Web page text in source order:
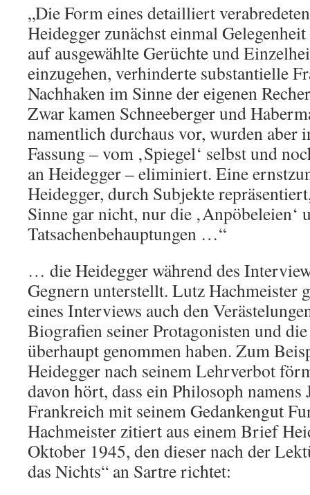
„Die Form eines detailliert
Heidegger zunächst einmal
auf ausgewählte Gerüchte und
einzugehen, verhinderte substantielle
Nachhaken im Sinne der eigenen
Zwar kamen Schneeberger und
namentlich durchaus vor, wurden aber
Fassung – vom ‚Spiegel‘ selbst und
an Heidegger – eliminiert. Eine
Heidegger, durch Subjekte
Sinne gar nicht, nur die ‚Anpöbeleien‘
Tatsachenbehauptungen …“
… die Heidegger während des
Gegnern unterstellt. Lutz Hachmeister
eines Interviews auch den
Biografien seiner Protagonisten und
überhaupt genommen haben. Zum
Heidegger nach seinem Lehrverbot
davon hört, dass ein Philosoph namens
Frankreich mit seinem Gedankengut
Hachmeister zitiert aus einem Brief
Oktober 1945, den dieser nach der
das Nichts“ an Sartre richtet: